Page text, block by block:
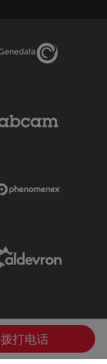
Genedata Link
拨打电话